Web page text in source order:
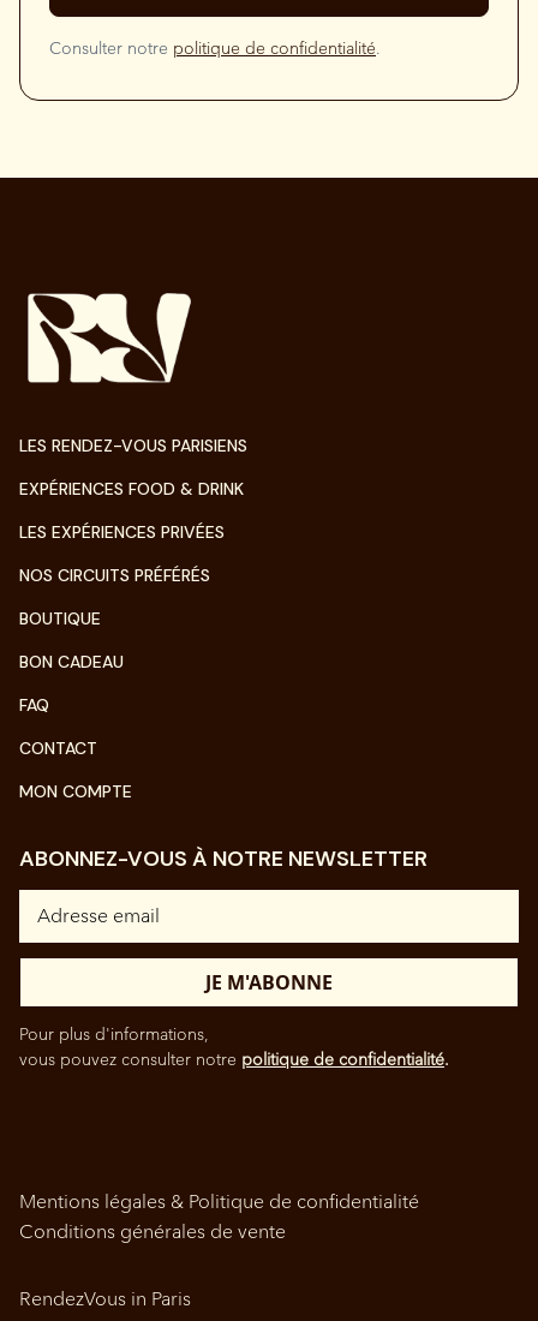
Consulter notre politique de confidentialité.
LES RENDEZ-VOUS PARISIENS
EXPÉRIENCES FOOD & DRINK
LES EXPÉRIENCES PRIVÉES
NOS CIRCUITS PRÉFÉRÉS
BOUTIQUE
BON CADEAU
FAQ
CONTACT
MON COMPTE
ABONNEZ-VOUS À NOTRE NEWSLETTER
Pour plus d'informations,
vous pouvez consulter notre politique de confidentialité.
RendezVous in Paris
Mentions légales & Politique de confidentialité
Conditions générales de vente